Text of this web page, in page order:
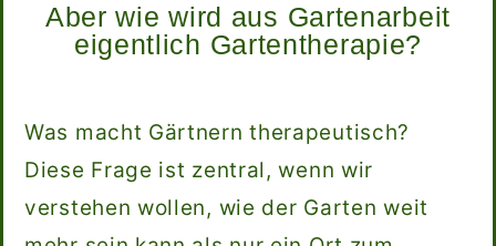
Aber wie wird aus Gartenarbeit
eigentlich Gartentherapie?
Was macht Gärtnern therapeutisch?
Diese Frage ist zentral, wenn wir
verstehen wollen, wie der Garten weit